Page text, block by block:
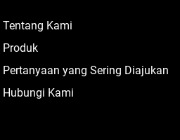
Tentang Kami
Produk
Pertanyaan yang Sering Diajukan
Hubungi Kami